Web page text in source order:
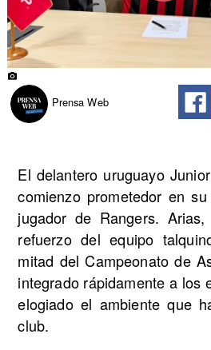
Prensa Web
El delantero uruguayo
comienzo prometedor en
jugador de Rangers.
refuerzo del equipo
mitad del Campeonato de
integrado rápidamente a los
elogiado el ambiente que
club.